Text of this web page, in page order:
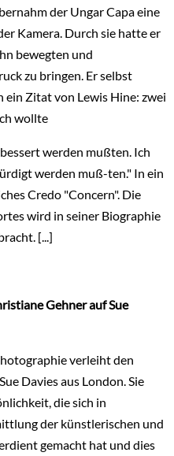
der Ungar Capa eine
Kamera. Durch sie hatte er
bewegten und
zu bringen. Er selbst
ein Zitat von Lewis Hine: zwei
wollte
werden mußten. Ich
werden muß-ten." In ein
Credo "Concern". Die
wird in seiner Biographie
[...]
Gehner auf Sue
verleiht den
Davies aus London. Sie
die sich in
der künstlerischen und
gemacht hat und dies